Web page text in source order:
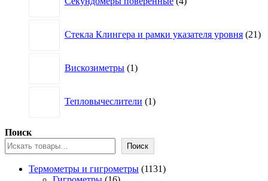
Стекла Клингера и рамки указателя уровня 21
Вискозиметры 1товар
Тепловычеслители 1товар
Поиск
Поиск
Термометры и гигрометры 11311131
16